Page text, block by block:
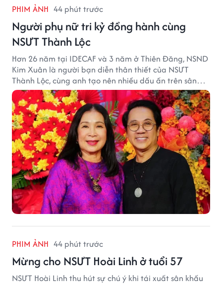
PHIM ẢNH 44 phút trước
Người phụ nữ tri kỷ đồng hành cùng
NSƯT Thành Lộc
Hơn 26 năm tại IDECAF và 3 năm ở Thiên Đăng, NSND
Kim Xuân là người bạn diễn thân thiết của NSƯT
Thành Lộc, cùng anh tạo nên nhiều dấu ấn trên sân
khấu.
PHIM ẢNH 44 phút trước
Mừng cho NSƯT Hoài Linh ở tuổi 57
NSƯT Hoài Linh thu hút sự chú ý khi tái xuất sân khấu